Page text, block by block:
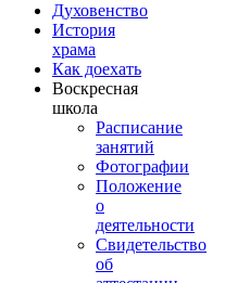
Духовенство
История
храма
Как доехать
Воскресная
школа
Расписание
занятий
Фотографии
Положение
о
деятельности
Свидетельство
об